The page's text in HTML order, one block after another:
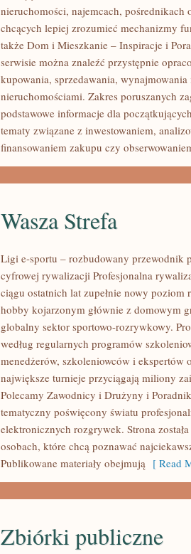
nieruchomości, najemcach,
chcących lepiej zrozumieć mechanizmy
także Dom i Mieszkanie – Inspiracje i
serwisie można znaleźć przystępnie
kupowania, sprzedawania, wynajmowania
nieruchomościami. Zakres poruszanych
podstawowe informacje dla
tematy związane z inwestowaniem,
finansowaniem zakupu czy
Wasza Strefa
Ligi e-sportu – rozbudowany przewodnik
cyfrowej rywalizacji Profesjonalna
ciągu ostatnich lat zupełnie nowy poziom
hobby kojarzonym głównie z domowym
globalny sektor sportowo-rozrywkowy.
według regularnych programów
menedżerów, szkoleniowców i ekspertów
największe turnieje przyciągają miliony
Polecamy Zawodnicy i Drużyny i
tematyczny poświęcony światu
elektronicznych rozgrywek. Strona
osobach, które chcą poznawać
Publikowane materiały obejmują [ Read
Zbiórki publiczne